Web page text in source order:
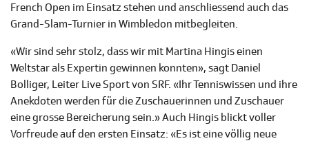
French Open im Einsatz stehen und anschliessend auch das
Grand-Slam-Turnier in Wimbledon mitbegleiten.
«Wir sind sehr stolz, dass wir mit Martina Hingis einen
Weltstar als Expertin gewinnen konnten», sagt Daniel
Bolliger, Leiter Live Sport von SRF. «Ihr Tenniswissen und ihre
Anekdoten werden für die Zuschauerinnen und Zuschauer
eine grosse Bereicherung sein.» Auch Hingis blickt voller
Vorfreude auf den ersten Einsatz: «Es ist eine völlig neue